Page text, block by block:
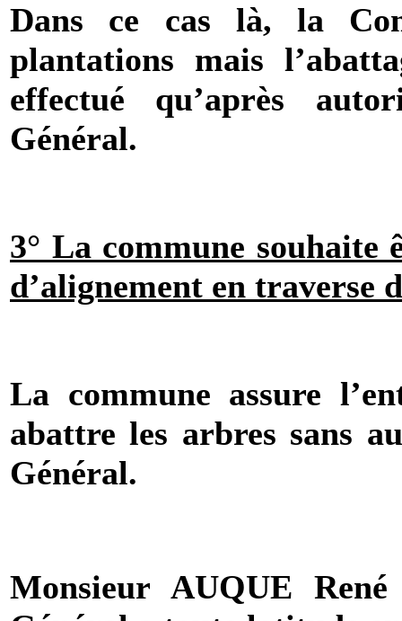
Dans ce cas là, la
plantations mais
effectué qu’après
Général.
3° La commune
d’alignement en traverse
La commune assure
abattre les arbres sans
Général.
Monsieur AUQUE